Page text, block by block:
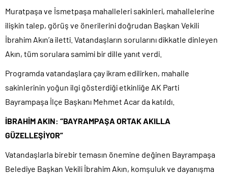
Muratpaşa ve İsmetpaşa mahalleleri sakinleri, mahallelerine
ilişkin talep, görüş ve önerilerini doğrudan Başkan Vekili
İbrahim Akın’a iletti. Vatandaşların sorularını dikkatle dinleyen
Akın, tüm sorulara samimi bir dille yanıt verdi.
Programda vatandaşlara çay ikram edilirken, mahalle
sakinlerinin yoğun ilgi gösterdiği etkinliğe AK Parti
Bayrampaşa İlçe Başkanı Mehmet Acar da katıldı.
İBRAHİM AKIN: “BAYRAMPAŞA ORTAK AKILLA
GÜZELLEŞİYOR”
Vatandaşlarla birebir temasın önemine değinen Bayrampaşa
Belediye Başkan Vekili İbrahim Akın, komşuluk ve dayanışma